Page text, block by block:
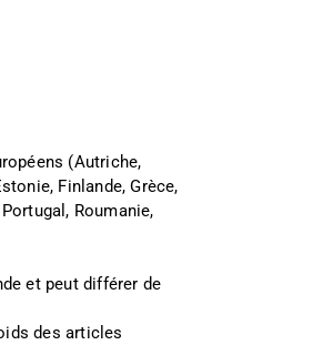
(Autriche,
Finlande, Grèce,
Roumanie,
et peut différer de
des articles